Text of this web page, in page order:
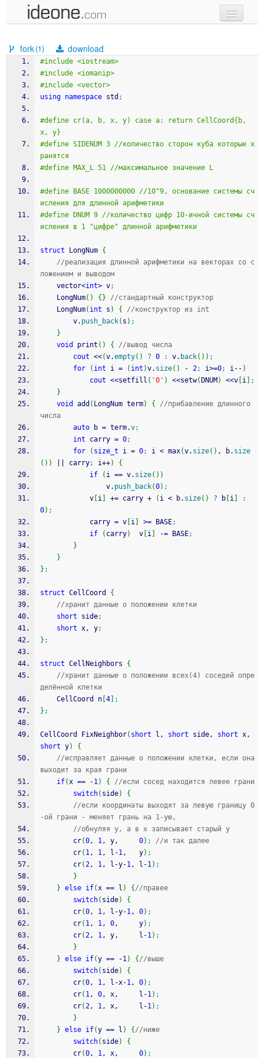
samples
recent codes
fork(1) download
#include <iostream>
#include <iomanip>
#include <vector>
using namespace std ;
#define cr(a, b, x, y) case a: return CellCoord{b,
x, y}
#define SIDENUM 3 //количество сторон куба которые х
ранятся
#define MAX_L 51 //максимальное значение L
#define BASE 1000000000 //10^9, основание системы сч
исления для длинной арифметики
#define DNUM 9 //количество цифр 10-ичной системы сч
исления в 1 "цифре" длинной арифметики
struct LongNum {
//реализация длинной арифметики на векторах со с
ложением и выводом
    vector
<int> v;
    LongNum
( ) { }
//стандартный конструктор
    LongNum
( int s ) {
//конструктор из int
        v.
push_back( s ) ;
}
void
print ( ) {
//вывод числа
cout <<(v.empty( ) ? 0 : v. back( ) ) ;
for
( int i = ( int )v. size( ) - 2; i>=0; i-- )
cout <<setfill ( '0' ) <<setw( DNUM ) <<v i
;
}
void
add ( LongNum term) {
//прибавление длинного
числа
auto b = term.v;
int carry = 0;
for
( size_t i = 0; i < max(v. size( ) , b. size
( ) ) carry; i++)
{
if
( i == v. size( ) )
                v.
push_back(0) ;
            v
i += carry + ( i < b. size( ) ? b i
:
0) ;
            carry
= v i >= BASE;
if
( carry)
  v
i -= BASE;
}
}
} ;
struct CellCoord {
//хранит данные о положении клетки
short side;
short x, y;
} ;
struct CellNeighbors {
//хранит данные о положении всех(4) соседей опре
делённой клетки
    CellCoord n
4
;
} ;
CellCoord FixNeighbor( short l, short side, short
short y)
{
//исправляет данные о положении клетки, если она
выходит за края грани
if(x == -1) {
//если сосед находится левее грани
switch( side)
{
//если координаты выходят за левую границу 0
-ой грани - меняет грань на 1-ую,
//обнуляя y, а в x записывает старый y
        cr
(0, 1, y, 0) ;
//и так далее
        cr
( 1, 1, l -1,   y) ;
        cr
(2, 1, l -y-1, l -1) ;
}
} else if(x == l ) { //правее
switch( side)
{
        cr
(0, 1, l -y-1, 0) ;
        cr
( 1, 1, 0,     y) ;
        cr
(2, 1, y,     l -1) ;
}
} else if(y == -1) { //выше
switch( side)
{
        cr
(0, 1, l -x-1, 0) ;
        cr
( 1, 0, x,     l -1) ;
        cr
(2, 1, x,     l -1) ;
}
} else if(y == l ) { //ниже
switch( side)
{
        cr
(0, 1, x, 0) ;